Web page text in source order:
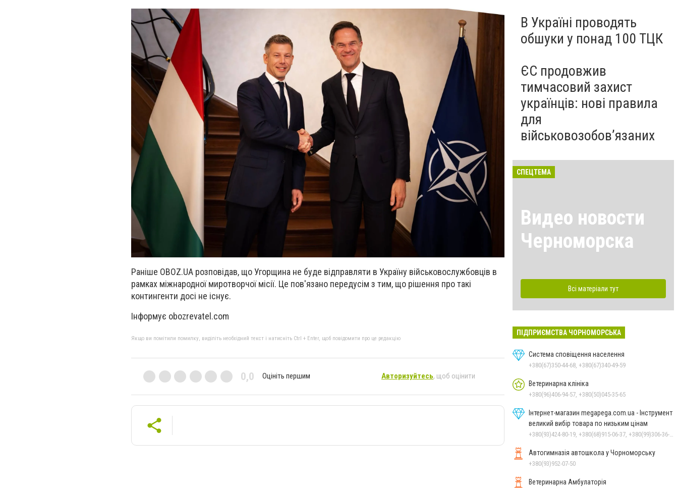
Раніше OBOZ.UA розповідав, що Угорщина не буде відправляти в Україну військовослужбовців в
рамках міжнародної миротворчої місії. Це пов'язано передусім з тим, що рішення про такі
контингенти досі не існує.
Інформує obozrevatel.com
Якщо ви помітили помилку, виділіть необхідний текст і натисніть Ctrl + Enter, щоб повідомити про це редакцію
0,0 Оцініть першим Авторизуйтесь, щоб оцінити
В Україні проводять
обшуки у понад 100 ТЦК
ЄС продовжив
тимчасовий захист
українців: нові правила
для
військовозобов’язаних
СПЕЦТЕМА
Видео новости
Черноморска
Всі матеріали тут
ПІДПРИЄМСТВА ЧОРНОМОРСЬКА
Система сповіщення населення
+380(67)350-44-68, +380(67)340-49-59
Ветеринарна клініка
+380(96)406-94-57, +380(50)045-35-65
Інтернет-магазин megapega.com.ua - Інструмент
великий вибір товара по низьким цінам
Автогимназія автошкола у Чорноморську
+380(93)952-07-50
Ветеринарна Амбулаторія